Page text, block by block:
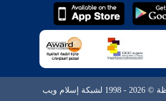
إسلام ويب